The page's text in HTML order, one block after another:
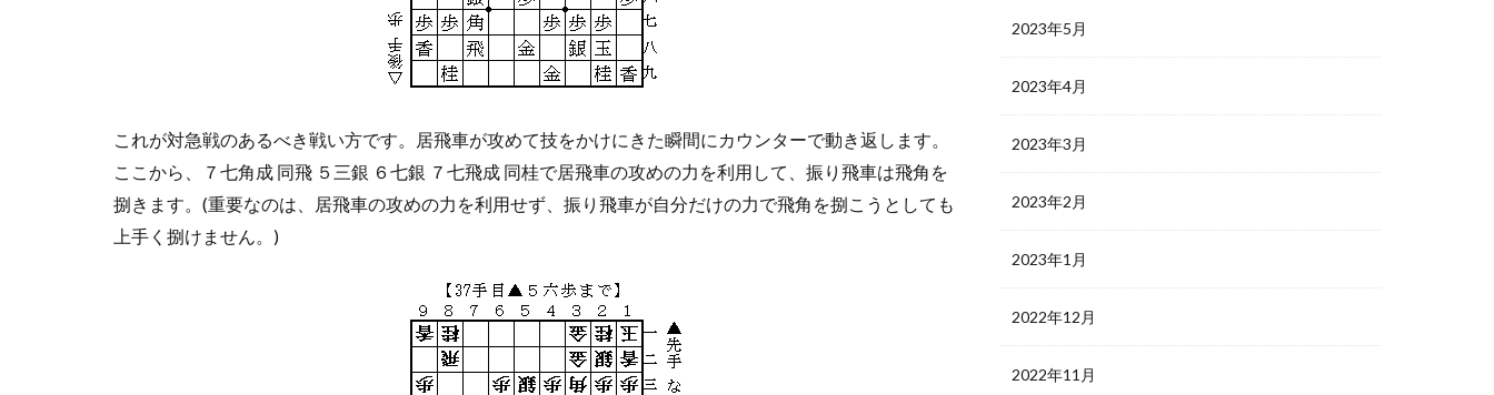
これが対急戦のあるべき戦い方です。居飛車が攻めて技をかけにきた瞬間にカウンターで動き返します。
ここから、７七角成 同飛 ５三銀 ６七銀 ７七飛成 同桂で居飛車の攻めの力を利用して、振り飛車は飛角を
捌きます。(重要なのは、居飛車の攻めの力を利用せず、振り飛車が自分だけの力で飛角を捌こうとしても
上手く捌けません。)
2023年5月
2023年4月
2023年3月
2023年2月
2023年1月
2022年12月
2022年11月